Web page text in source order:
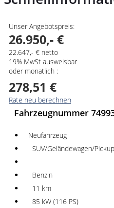
Unser Angebotspreis:
26.950,- €
22.647,- € netto
19% MwSt ausweisbar
oder monatlich :
278,51 €
Rate neu berechnen
Fahrzeugnummer
Neufahrzeug
SUV/Geländewagen/Pickup
Benzin
11 km
85 kW (116 PS)